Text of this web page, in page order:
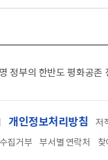
정부의 한반도 평화공존
개인정보처리방침
저
집거부 부서별 연락처